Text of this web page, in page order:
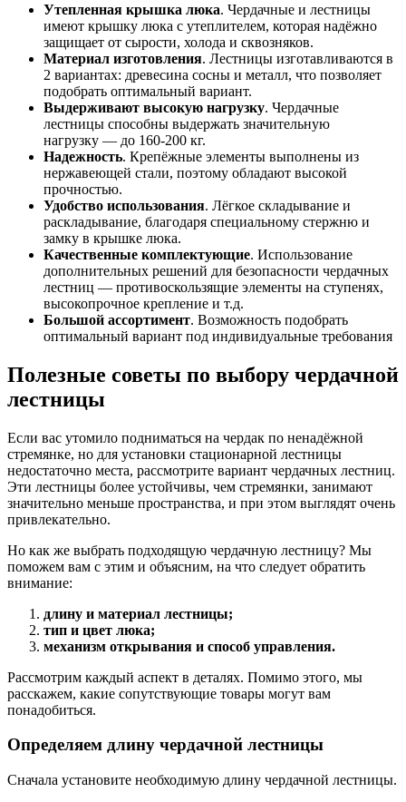
Утепленная крышка люка. Чердачные и лестницы
имеют крышку люка с утеплителем, которая надёжно
защищает от сырости, холода и сквозняков.
Материал изготовления. Лестницы изготавливаются в
2 вариантах: древесина сосны и металл, что позволяет
подобрать оптимальный вариант.
Выдерживают высокую нагрузку. Чердачные
лестницы способны выдержать значительную
нагрузку — до 160-200 кг.
Надежность. Крепёжные элементы выполнены из
нержавеющей стали, поэтому обладают высокой
прочностью.
Удобство использования. Лёгкое складывание и
раскладывание, благодаря специальному стержню и
замку в крышке люка.
Качественные комплектующие. Использование
дополнительных решений для безопасности чердачных
лестниц — противоскользящие элементы на ступенях,
высокопрочное крепление и т.д.
Большой ассортимент. Возможность подобрать
оптимальный вариант под индивидуальные требования
Полезные советы по выбору чердачной
лестницы
Если вас утомило подниматься на чердак по ненадёжной
стремянке, но для установки стационарной лестницы
недостаточно места, рассмотрите вариант чердачных лестниц.
Эти лестницы более устойчивы, чем стремянки, занимают
значительно меньше пространства, и при этом выглядят очень
привлекательно.
Но как же выбрать подходящую чердачную лестницу? Мы
поможем вам с этим и объясним, на что следует обратить
внимание:
длину и материал лестницы;
тип и цвет люка;
механизм открывания и способ управления.
Рассмотрим каждый аспект в деталях. Помимо этого, мы
расскажем, какие сопутствующие товары могут вам
понадобиться.
Определяем длину чердачной лестницы
Сначала установите необходимую длину чердачной лестницы.